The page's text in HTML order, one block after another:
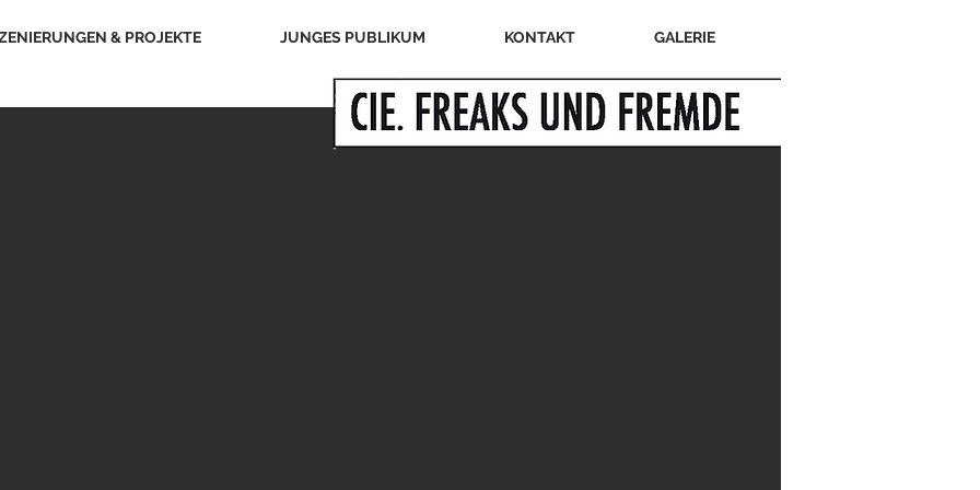
& PROJEKTE JUNGES PUBLIKUM KONTAKT GALERIE